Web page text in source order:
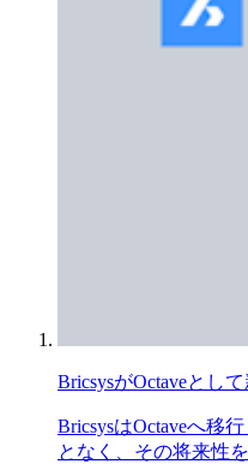
BricsysがOctaveとし
BricsysはOctaveへ移
となく、その将来性